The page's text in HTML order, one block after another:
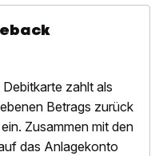
Debitkarte zahlt als
Betrags zurück
Zusammen mit den
das Anlagekonto